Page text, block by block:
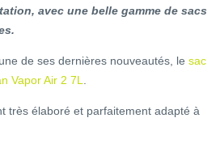
avec une belle gamme de sacs
de ses dernières nouveautés, le sac
Vapor Air 2 7L
très élaboré et parfaitement adapté à